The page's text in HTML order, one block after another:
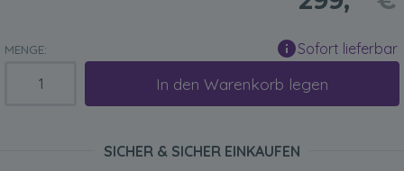
MENGE: Sofort lieferbar
In den Warenkorb legen
SICHER & SICHER EINKAUFEN